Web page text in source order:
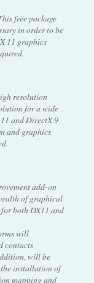
free package
in order to be
11 graphics
resolution
for a wide
and DirectX 9
and graphics
add-on
of graphical
both DX11 and
will
contacts
will be
installation of
mapping and